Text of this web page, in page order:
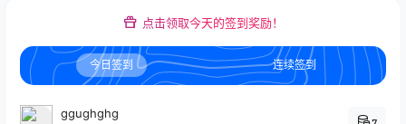
点击领取今天的签到奖励！
今日签到 连续签到
ggughghg